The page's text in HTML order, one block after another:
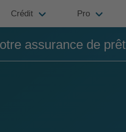
Crédit Pro
assurance de prêt